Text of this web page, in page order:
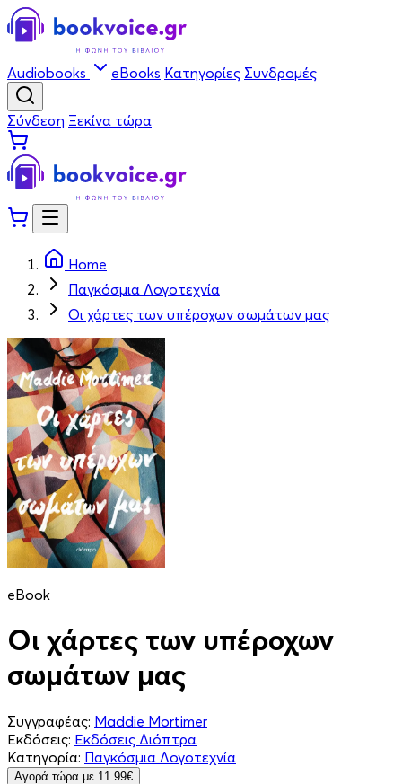
Audiobooks eBooks Κατηγορίες Συνδρομές
Σύνδεση Ξεκίνα τώρα
Home
Παγκόσμια Λογοτεχνία
Οι χάρτες των υπέροχων σωμάτων μας
eBook
Οι χάρτες των υπέροχων
σωμάτων μας
Συγγραφέας: Maddie Mortimer
Εκδόσεις: Εκδόσεις Διόπτρα
Κατηγορία: Παγκόσμια Λογοτεχνία
Aγορά τώρα με 11.99€